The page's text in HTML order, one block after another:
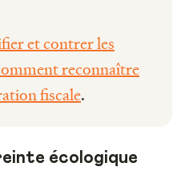
et contrer les
reconnaître
fiscale.
écologique